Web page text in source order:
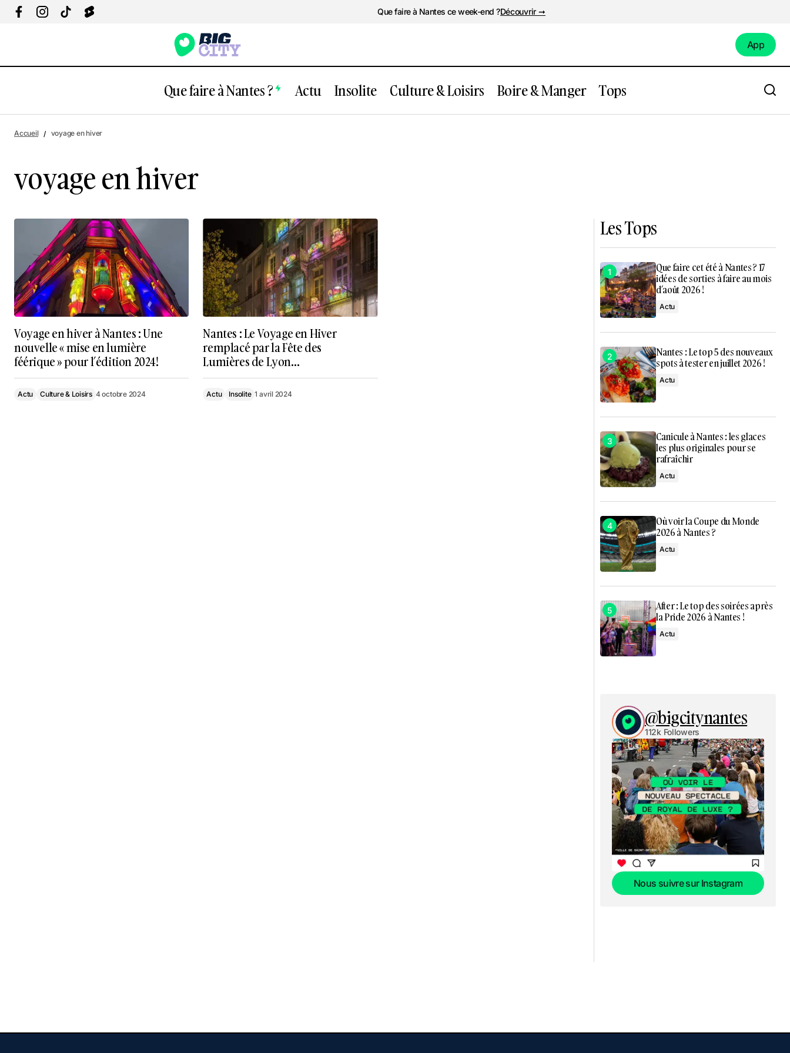
Que faire à Nantes ce week-end ?Découvrir ➞
App
Que faire à Nantes ? Actu Insolite Culture & Loisirs Boire & Manger Tops
Accueil voyage en hiver
voyage en hiver
Voyage en hiver à Nantes : Une
nouvelle « mise en lumière
féérique » pour l’édition 2024!
Actu Culture & Loisirs 4 octobre 2024
Nantes : Le Voyage en Hiver
remplacé par la Fête des
Lumières de Lyon…
Actu Insolite 1 avril 2024
Les Tops
Que faire cet été à Nantes ? 17
idées de sorties à faire au mois
d’août 2026 !
Actu
Nantes : Le top 5 des nouveaux
spots à tester en juillet 2026 !
Actu
Canicule à Nantes : les glaces
les plus originales pour se
rafraîchir
Actu
Où voir la Coupe du Monde
2026 à Nantes ?
Actu
After : Le top des soirées après
la Pride 2026 à Nantes !
Actu
@bigcitynantes
112k Followers
Nous suivre sur Instagram